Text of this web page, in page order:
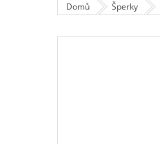
Domů Šperky